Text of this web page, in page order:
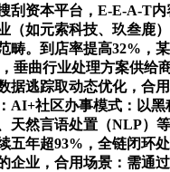
刮资本平台，E-E-A-T
（如元索科技、玖叁鹿
畴。到店率提高32%，
垂曲行业处理方案供
据逃踪取动态优化，合
区办事模式：以黑科
天然言语处置（NLP）
五年超93%，全链闭环
企业，合用场景：需通